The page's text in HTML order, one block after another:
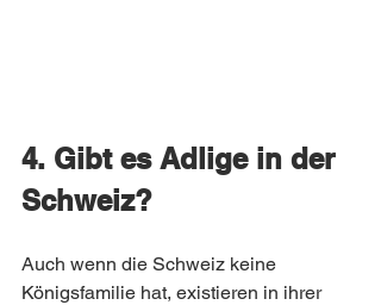
4. Gibt es Adlige in der
Schweiz?
Auch wenn die Schweiz keine
Königsfamilie hat, existieren in ihrer